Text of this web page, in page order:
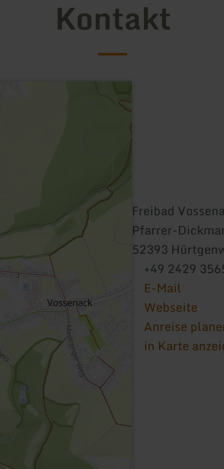
Kontakt
Freibad
Pfarrer-
52393
+49 2429
E-Mail
Webseite
Anreise
in Karte